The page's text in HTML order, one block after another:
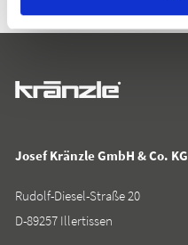
Josef Kränzle GmbH & Co. KG
Rudolf-Diesel-Straße 20
D-89257 Illertissen